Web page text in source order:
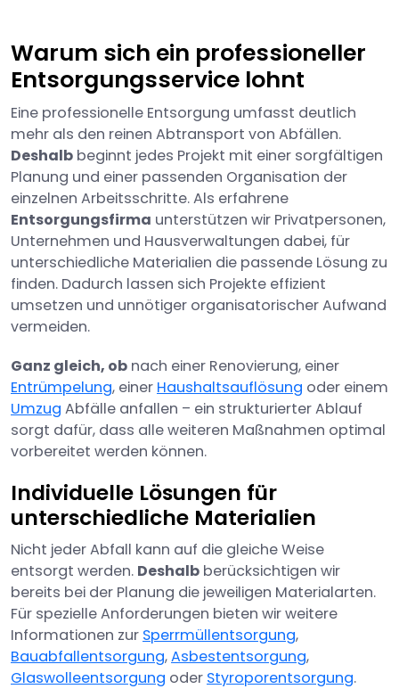
Warum sich ein professioneller
Entsorgungsservice lohnt
Eine professionelle Entsorgung umfasst deutlich
mehr als den reinen Abtransport von Abfällen.
Deshalb beginnt jedes Projekt mit einer sorgfältigen
Planung und einer passenden Organisation der
einzelnen Arbeitsschritte. Als erfahrene
Entsorgungsfirma unterstützen wir Privatpersonen,
Unternehmen und Hausverwaltungen dabei, für
unterschiedliche Materialien die passende Lösung zu
finden. Dadurch lassen sich Projekte effizient
umsetzen und unnötiger organisatorischer Aufwand
vermeiden.
Ganz gleich, ob nach einer Renovierung, einer
Entrümpelung, einer Haushaltsauflösung oder einem
Umzug Abfälle anfallen – ein strukturierter Ablauf
sorgt dafür, dass alle weiteren Maßnahmen optimal
vorbereitet werden können.
Individuelle Lösungen für
unterschiedliche Materialien
Nicht jeder Abfall kann auf die gleiche Weise
entsorgt werden. Deshalb berücksichtigen wir
bereits bei der Planung die jeweiligen Materialarten.
Für spezielle Anforderungen bieten wir weitere
Informationen zur Sperrmüllentsorgung,
Bauabfallentsorgung,Asbestentsorgung,
Glaswolleentsorgung oder Styroporentsorgung.